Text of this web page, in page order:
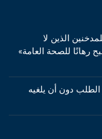
الذين لا
رهانًا للصحة العامة»
الطلب دون أن يلغيه